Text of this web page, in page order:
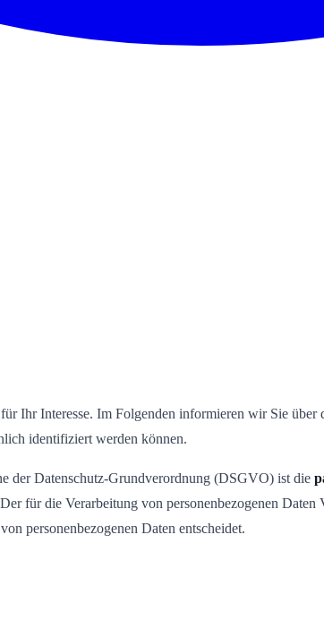
Ihr Interesse. Im Folgenden informieren wir Sie
identifiziert werden können.
der Datenschutz-Grundverordnung (DSGVO) ist die
für die Verarbeitung von personenbezogenen
personenbezogenen Daten entscheidet.